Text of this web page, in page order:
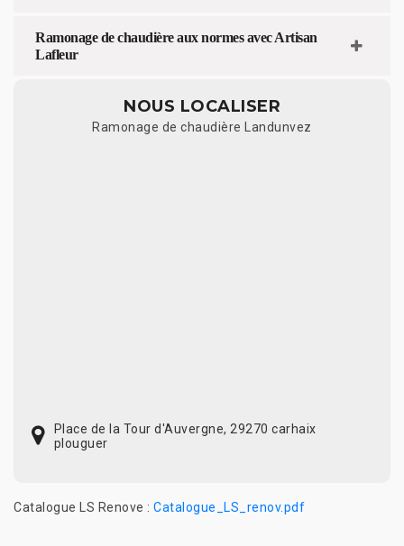
Ramonage de chaudière aux normes avec Artisan
Lafleur
NOUS LOCALISER
Ramonage de chaudière Landunvez
Place de la Tour d'Auvergne, 29270 carhaix
plouguer
Catalogue LS Renove : Catalogue_LS_renov.pdf